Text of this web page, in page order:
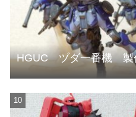
HGUC ヅダ一番機 製